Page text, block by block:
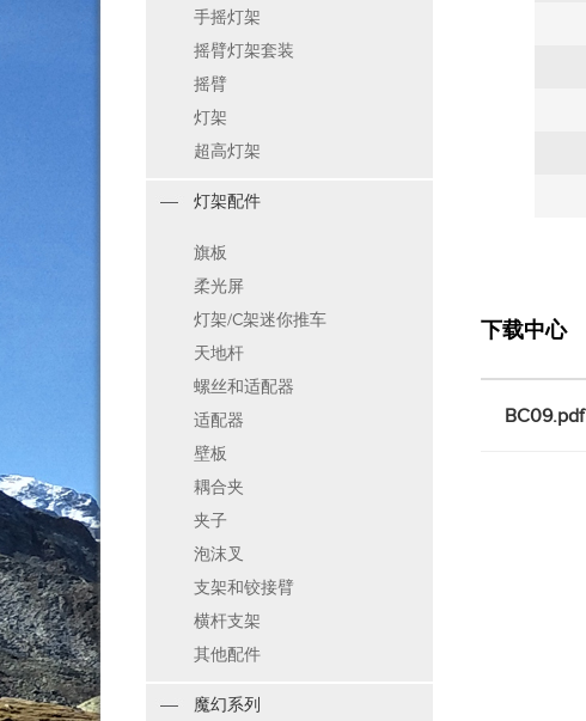
手摇灯架
摇臂灯架套装
摇臂
灯架
超高灯架
灯架配件
旗板
柔光屏
灯架/C架迷你推车
天地杆
螺丝和适配器
适配器
壁板
耦合夹
夹子
泡沫叉
支架和铰接臂
横杆支架
其他配件
魔幻系列
下载中心
BC09.pdf